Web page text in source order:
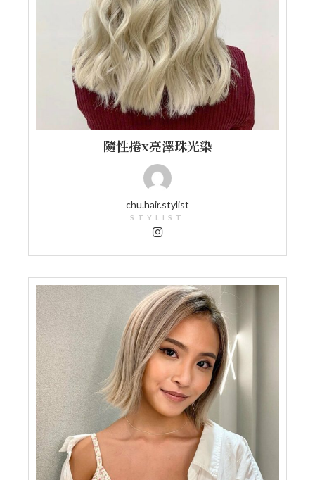
隨性捲x亮澤珠光染
chu.hair.stylist
STYLIST